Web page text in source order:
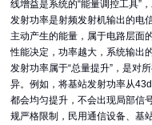
线增益是系统的“能量调控工具”
发射功率是射频发射机输出的电
主动产生的能量，属于电路层面
性能决定，功率越大，系统输出
发射功率属于“总量提升”，是对
异。例如，将基站发射功率从
都会均匀提升，不会出现局部信
规严格限制，民用通信设备、基